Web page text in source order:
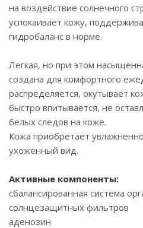
на воздействие солнечного
успокаивает кожу,
гидробаланс в норме.
Легкая, но при этом
создана для комфортного
распределяется, окутывает
быстро впитывается, не
белых следов на коже.
Кожа приобретает
ухоженный вид.
Активные компоненты:
сбалансированная система
солнцезащитных фильтров
аденозин